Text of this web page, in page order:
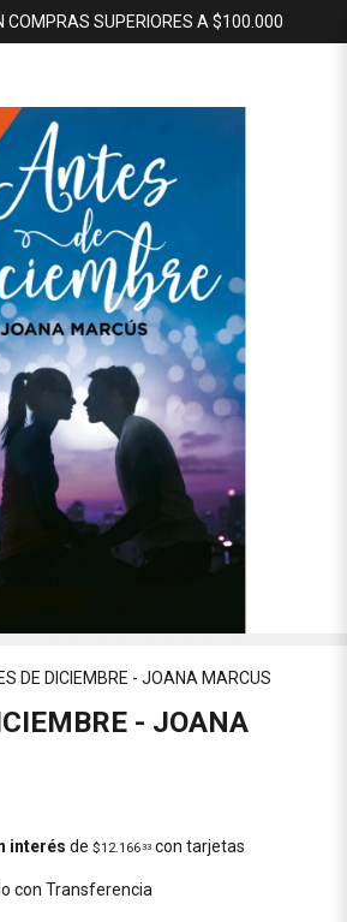
COMPRAS SUPERIORES A $100.000
DE DICIEMBRE - JOANA MARCUS
- JOANA
interés de$12.16633 con tarjetas
con Transferencia